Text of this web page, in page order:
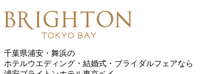
千葉県浦安・舞浜の
ホテルウエディング・結婚式・ブライダルフェアなら